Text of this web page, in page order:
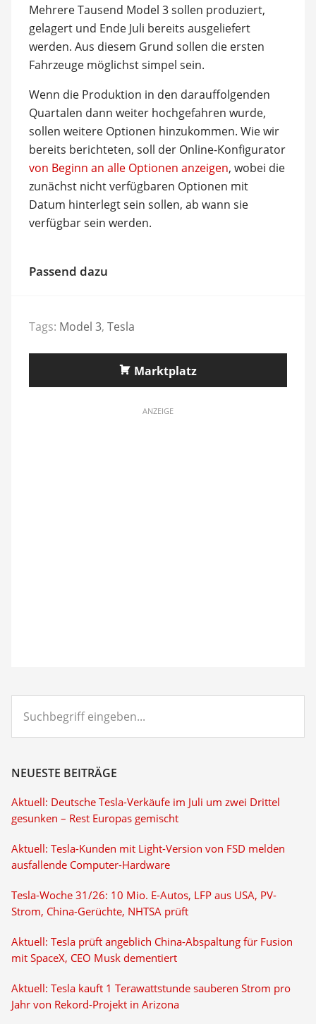
Mehrere Tausend Model 3 sollen produziert,
gelagert und Ende Juli bereits ausgeliefert
werden. Aus diesem Grund sollen die ersten
Fahrzeuge möglichst simpel sein.
Wenn die Produktion in den darauffolgenden
Quartalen dann weiter hochgefahren wurde,
sollen weitere Optionen hinzukommen. Wie wir
bereits berichteten, soll der Online-Konfigurator
von Beginn an alle Optionen anzeigen, wobei die
zunächst nicht verfügbaren Optionen mit
Datum hinterlegt sein sollen, ab wann sie
verfügbar sein werden.
Passend dazu
Tags: Model 3, Tesla
Marktplatz
ANZEIGE
eingeben...
NEUESTE BEITRÄGE
Aktuell: Deutsche Tesla-Verkäufe im Juli um zwei Drittel
gesunken – Rest Europas gemischt
Aktuell: Tesla-Kunden mit Light-Version von FSD melden
ausfallende Computer-Hardware
Tesla-Woche 31/26: 10 Mio. E-Autos, LFP aus USA, PV-
Strom, China-Gerüchte, NHTSA prüft
Aktuell: Tesla prüft angeblich China-Abspaltung für Fusion
mit SpaceX, CEO Musk dementiert
Aktuell: Tesla kauft 1 Terawattstunde sauberen Strom pro
Jahr von Rekord-Projekt in Arizona